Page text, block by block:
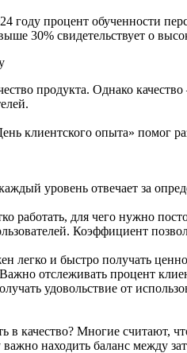
году процент обученности
30% свидетельствует о
продукта. Однако
клиентского опыта» помог
уровень отвечает за
для чего нужно
Коэффициент
и быстро получать
отслеживать процент
удовольствие от
в качество? Многие считают,
находить баланс между